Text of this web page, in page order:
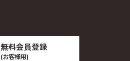
無料会員登録
(お客様用)